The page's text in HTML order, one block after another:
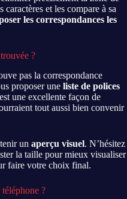
et les compare à sa
les correspondances les
?
pas la correspondance
proposer une liste de polices
une excellente façon de
tout aussi bien convenir
un aperçu visuel. N’hésitez
la taille pour mieux visualiser
faire votre choix final.
?